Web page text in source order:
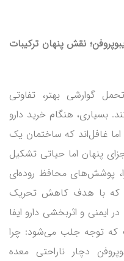
نقش پنهان ترکیبات
گوارشی بهتر، تفاوتی
بسیاری، هنگام خرید دارو
غافل‌اند که ساختمان یک
پنهان اما حیاتی تشکیل
پوشش‌های محافظ روده‌ای
که با هدف کاهش تحریک
و اثربخشی دارو ایفا
که توجه جلب می‌شود: چرا
دچار ناراحتی معده